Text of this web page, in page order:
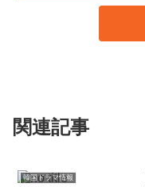
関連記事
韓国ドラマ情報